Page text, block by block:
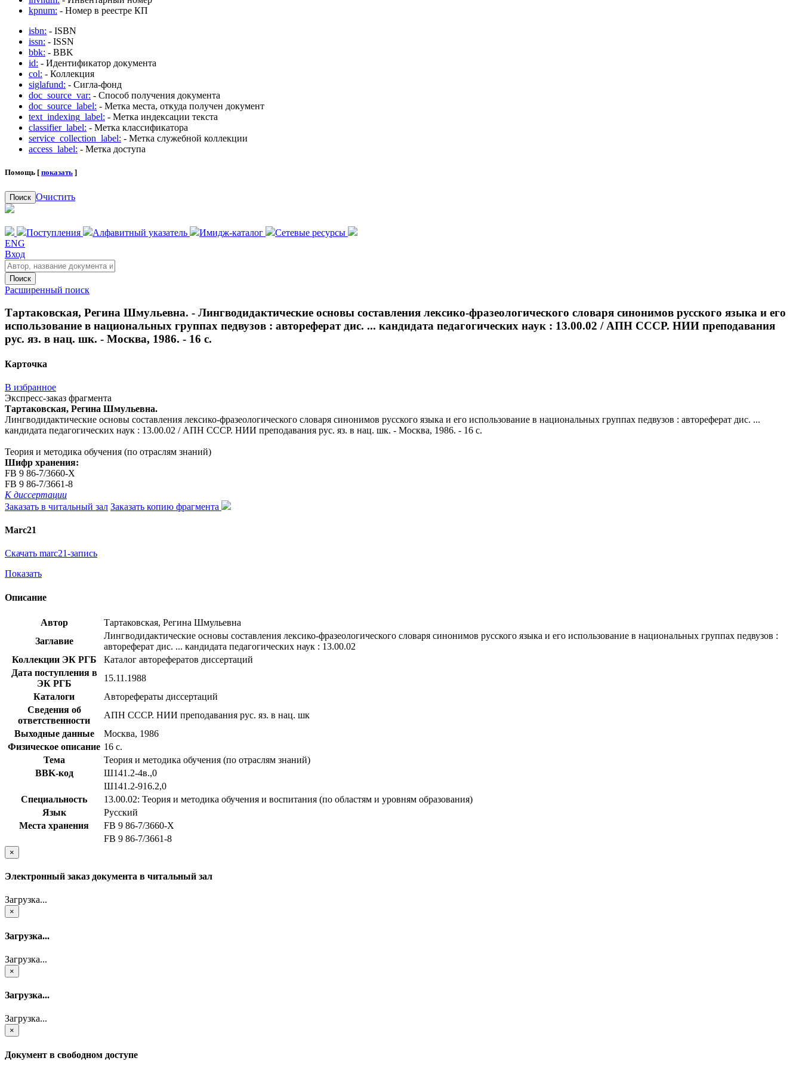
kpnum: - Номер в реестре КП
isbn: - ISBN
issn: - ISSN
bbk: - BBK
id: - Идентификатор документа
col: - Коллекция
siglafund: - Сигла-фонд
doc_source_var: - Способ получения документа
doc_source_label: - Метка места, откуда получен документ
text_indexing_label: - Метка индексации текста
classifier_label: - Метка классификатора
service_collection_label: - Метка служебной коллекции
access_label: - Метка доступа
Помощь [ показать ]
Поиск Очистить
Поступления Алфавитный указатель Имидж-каталог
Сетевые ресурсы
ENG
Вход
Поиск
Расширенный поиск
Тартаковская, Регина Шмульевна. - Лингводидактические основы составления лексико-фразеологического словаря синонимов русского языка и его
использование в национальных группах педвузов : автореферат дис. ... кандидата педагогических наук : 13.00.02 / АПН СССР. НИИ преподавания
рус. яз. в нац. шк. - Москва, 1986. - 16 с.
Карточка
В избранное
Экспресс-заказ фрагмента
Тартаковская, Регина Шмульевна.
Лингводидактические основы составления лексико-фразеологического словаря синонимов русского языка и его использование в национальных группах педвузов : автореферат дис. ...
кандидата педагогических наук : 13.00.02 / АПН СССР. НИИ преподавания рус. яз. в нац. шк. - Москва, 1986. - 16 с.
Теория и методика обучения (по отраслям знаний)
Шифр хранения:
FB 9 86-7/3660-Х
FB 9 86-7/3661-8
К диссертации
Заказать в читальный зал Заказать копию фрагмента
Marc21
Скачать marc21-запись
Показать
Описание
Автор
Тартаковская, Регина Шмульевна
Заглавие
Лингводидактические основы составления лексико-фразеологического словаря синонимов русского языка и его использование в национальных группах педвузов :
автореферат дис. ... кандидата педагогических наук : 13.00.02
Коллекции ЭК РГБ
Каталог авторефератов диссертаций
Дата поступления в
ЭК РГБ
15.11.1988
Каталоги
Авторефераты диссертаций
Сведения об
ответственности
АПН СССР. НИИ преподавания рус. яз. в нац. шк
Выходные данные
Москва, 1986
Физическое описание 16 с.
Тема
Теория и методика обучения (по отраслям знаний)
BBK-код
Ш141.2-4в.,0
Ш141.2-916.2,0
Специальность
13.00.02: Теория и методика обучения и воспитания (по областям и уровням образования)
Язык
Русский
Места хранения
FB 9 86-7/3660-Х
FB 9 86-7/3661-8
×
Электронный заказ документа в читальный зал
Загрузка...
×
Загрузка...
Загрузка...
×
Загрузка...
Загрузка...
×
Документ в свободном доступе